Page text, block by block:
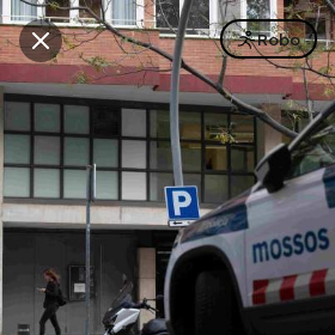
Descarga la app
Robo